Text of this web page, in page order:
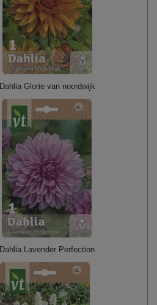
Dahlia Glorie van noordwijk
Dahlia Lavender Perfection